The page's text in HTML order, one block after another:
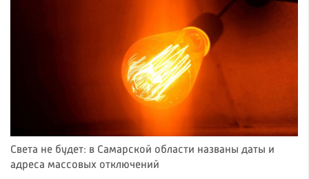
Света не будет: в Самарской области названы даты и
адреса массовых отключений